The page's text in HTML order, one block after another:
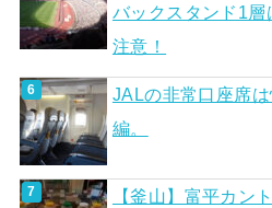
バックスタンド1
注意！
JALの非常口座席
編。
【釜山】富平カン